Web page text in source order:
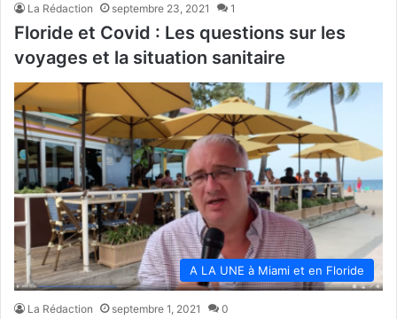
La Rédaction septembre 23, 2021 1
Floride et Covid : Les questions sur les
voyages et la situation sanitaire
A LA UNE à Miami et en Floride
La Rédaction septembre 1, 2021 0